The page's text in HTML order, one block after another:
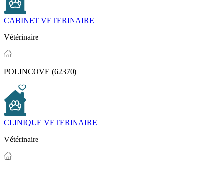
CABINET VETERINAIRE
Vétérinaire
POLINCOVE (62370)
CLINIQUE VETERINAIRE
Vétérinaire